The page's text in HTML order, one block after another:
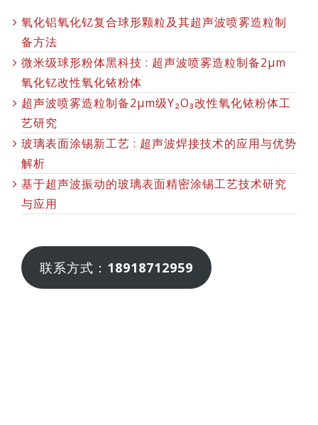
氧化铝氧化钇复合球形颗粒及其超声波喷雾造粒制
备方法
微米级球形粉体黑科技 : 超声波喷雾造粒制备2μm
氧化钇改性氧化铱粉体
超声波喷雾造粒制备2μm级Y₂O₃改性氧化铱粉体工
艺研究
玻璃表面涂锡新工艺 : 超声波焊接技术的应用与优势
解析
基于超声波振动的玻璃表面精密涂锡工艺技术研究
与应用
联系方式： 18918712959